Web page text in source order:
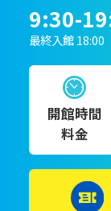
9:30-
最終入館 18:00
開館時間
料金